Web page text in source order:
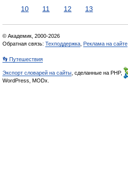
10
11 12 13
© Академик, 2000-2026
Обратная связь: Техподдержка Реклама на сайте
👣 Путешествия
Экспорт словарей на сайты , сделанные на PHP,
WordPress, MODx.